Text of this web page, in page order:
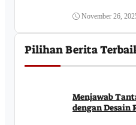
November 26,
Pilihan Berita
Menjawab
dengan Desain